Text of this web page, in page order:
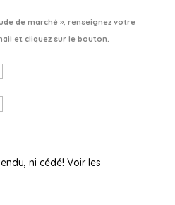
de marché », renseignez votre
et cliquez sur le bouton.
ni cédé! Voir les